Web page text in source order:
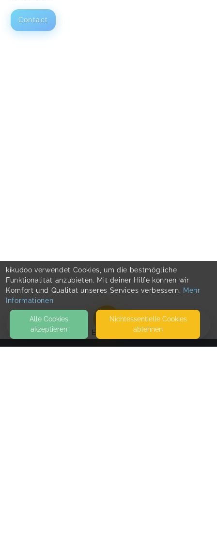
EVENTS
Contact
kikudoo verwendet Cookies, um die bestmögliche
Funktionalität anzubieten. Mit deiner Hilfe können wir
Komfort und Qualität unseres Services verbessern. Mehr
Informationen
Alle Cookies
akzeptieren
Nicht­essentielle Cookies
ablehnen